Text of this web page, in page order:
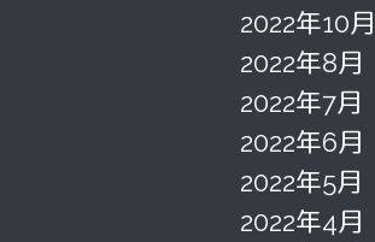
2022年10月
2022年8月
2022年7月
2022年6月
2022年5月
2022年4月